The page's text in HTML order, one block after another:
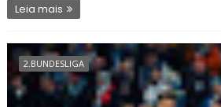
Leia mais
2.BUNDESLIGA